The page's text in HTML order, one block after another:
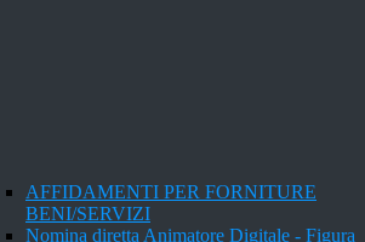
AFFIDAMENTI PER FORNITURE
BENI/SERVIZI
Nomina diretta Animatore Digitale - Figura